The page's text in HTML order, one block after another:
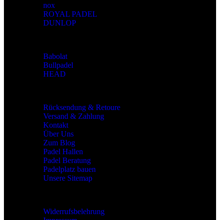
nox
ROYAL PADEL
DUNLOP
Babolat
Bullpadel
HEAD
Rücksendung & Retoure
Versand & Zahlung
Kontakt
Über Uns
Zum Blog
Padel Hallen
Padel Beratung
Padelplatz bauen
Unsere Sitemap
Widerrufsbelehrung